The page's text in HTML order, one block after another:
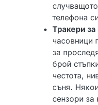
телефона
Тракери за
часовници
за
брой
честота,
съня.
сензори за